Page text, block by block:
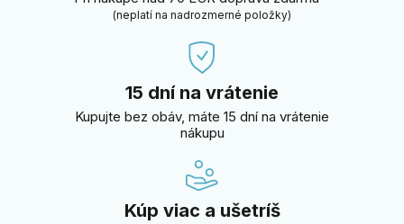
(neplatí na nadrozmerné položky)
15 dní na vrátenie
Kupujte bez obáv, máte 15 dní na vrátenie
nákupu
Kúp viac a ušetríš